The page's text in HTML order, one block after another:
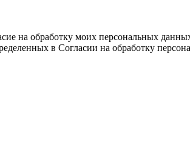
на обработку моих персональных
в Согласии на обработку